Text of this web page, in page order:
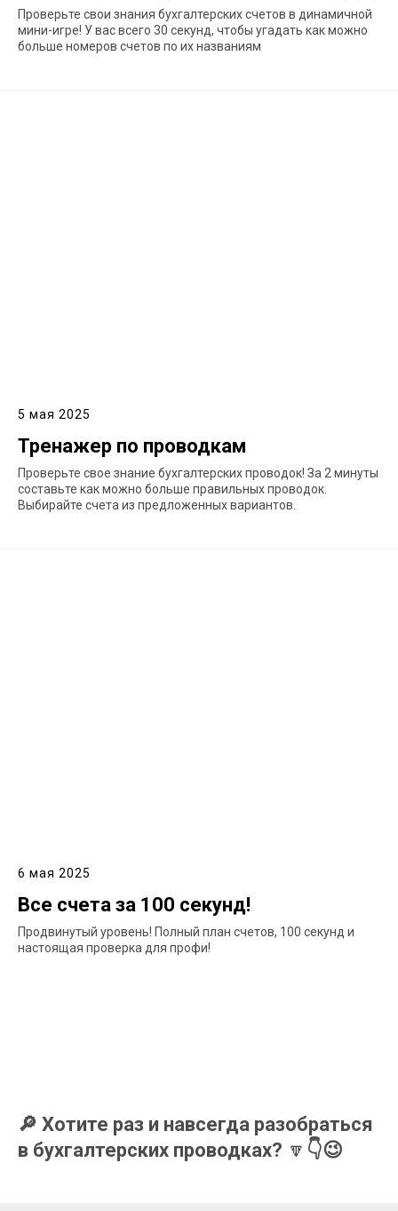
Проверьте свои знания бухгалтерских счетов в динамичной
мини-игре! У вас всего 30 секунд, чтобы угадать как можно
больше номеров счетов по их названиям
5 мая 2025
Тренажер по проводкам
Проверьте свое знание бухгалтерских проводок! За 2 минуты
составьте как можно больше правильных проводок.
Выбирайте счета из предложенных вариантов.
6 мая 2025
Все счета за 100 секунд!
Продвинутый уровень! Полный план счетов, 100 секунд и
настоящая проверка для профи!
🔎 Хотите раз и навсегда разобраться
в бухгалтерских проводках? 🔽 👇😉